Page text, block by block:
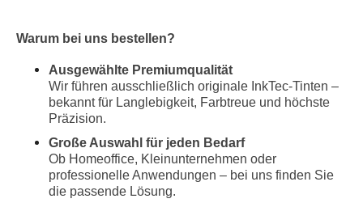
Warum bei uns bestellen?
Ausgewählte Premiumqualität
Wir führen ausschließlich originale InkTec-Tinten –
bekannt für Langlebigkeit, Farbtreue und höchste
Präzision.
Große Auswahl für jeden Bedarf
Ob Homeoffice, Kleinunternehmen oder
professionelle Anwendungen – bei uns finden Sie
die passende Lösung.